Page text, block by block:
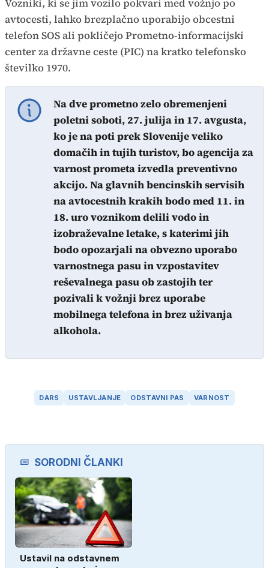
avtocesti, lahko brezplačno uporabijo obcestni
telefon SOS ali pokličejo Prometno-informacijski
center za državne ceste (PIC) na kratko telefonsko
številko 1970.
Na dve prometno zelo obremenjeni
poletni soboti, 27. julija in 17. avgusta,
ko je na poti prek Slovenije veliko
domačih in tujih turistov, bo agencija za
varnost prometa izvedla preventivno
akcijo. Na glavnih bencinskih servisih
na avtocestnih krakih bodo med 11. in
18. uro voznikom delili vodo in
izobraževalne letake, s katerimi jih
bodo opozarjali na obvezno uporabo
varnostnega pasu in vzpostavitev
reševalnega pasu ob zastojih ter
pozivali k vožnji brez uporabe
mobilnega telefona in brez uživanja
alkohola.
DARS USTAVLJANJE ODSTAVNI PAS VARNOST
SORODNI ČLANKI
Ustavil na odstavnem